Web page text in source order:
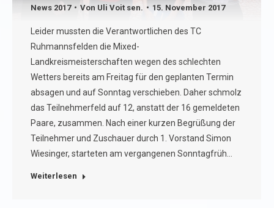
News 2017 Von Uli Voit sen. 15. November 2017
Leider mussten die Verantwortlichen des TC
Ruhmannsfelden die Mixed-
Landkreismeisterschaften wegen des schlechten
Wetters bereits am Freitag für den geplanten Termin
absagen und auf Sonntag verschieben. Daher schmolz
das Teilnehmerfeld auf 12, anstatt der 16 gemeldeten
Paare, zusammen. Nach einer kurzen Begrüßung der
Teilnehmer und Zuschauer durch 1. Vorstand Simon
Wiesinger, starteten am vergangenen Sonntagfrüh…
Weiterlesen